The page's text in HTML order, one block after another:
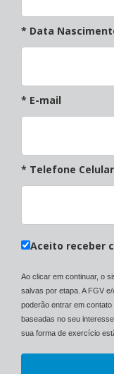
* Data
* E-mail
* Telefone Celular
Aceito receber
Ao clicar em continuar, o
salvas por etapa. A FGV
poderão entrar em
baseadas no seu
sua forma de exercício